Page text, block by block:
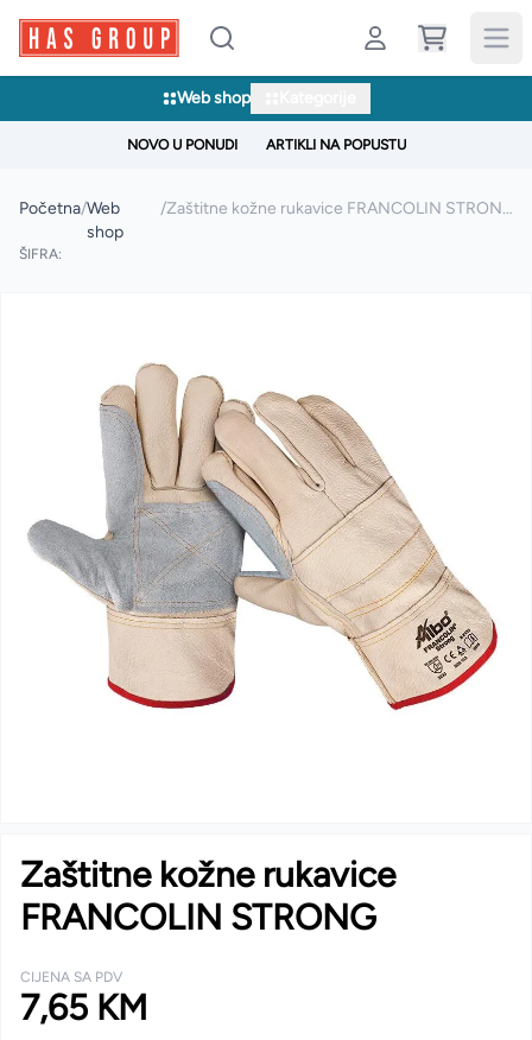
Web shop
NOVO U PONUDI ARTIKLI NA POPUSTU
Početna/Web
shop
/ Zaštitne kožne rukavice FRANCOLIN STRONG
ŠIFRA:
Zaštitne kožne rukavice
FRANCOLIN STRONG
CIJENA SA PDV
7,65 KM